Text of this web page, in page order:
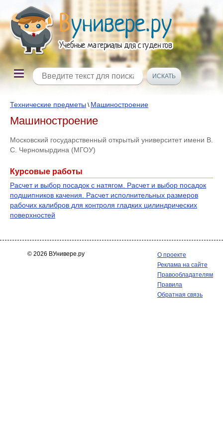
Технические предметы \ Машиностроение
Машиностроение
Московский государственный открытый университет имени В.
С. Черномырдина (МГОУ)
Курсовые работы
Расчет и выбор посадок с натягом. Расчет и выбор посадок
подшипников качения. Расчет исполнительных размеров
рабочих калибров для контроля гладких цилиндрических
поверхностей
© 2026 ВУнивере.ру
О проекте
Реклама на сайте
Правообладателям
Правила
Обратная связь